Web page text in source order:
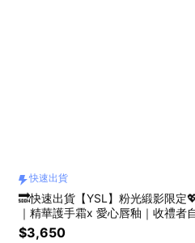
快速出貨
🔜快速出貨【YSL】粉光緞影限定
｜精華護手霜x 愛心唇釉｜收禮者
人節禮物
$3,650